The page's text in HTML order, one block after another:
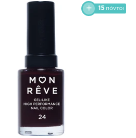
15 πόντοι